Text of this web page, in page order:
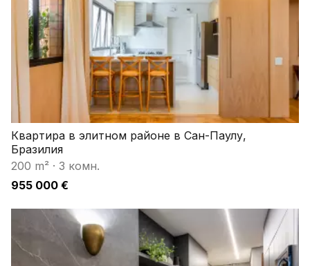
Квартира в элитном районе в Сан-Паулу,
Бразилия
200 m² · 3 комн.
955 000 €